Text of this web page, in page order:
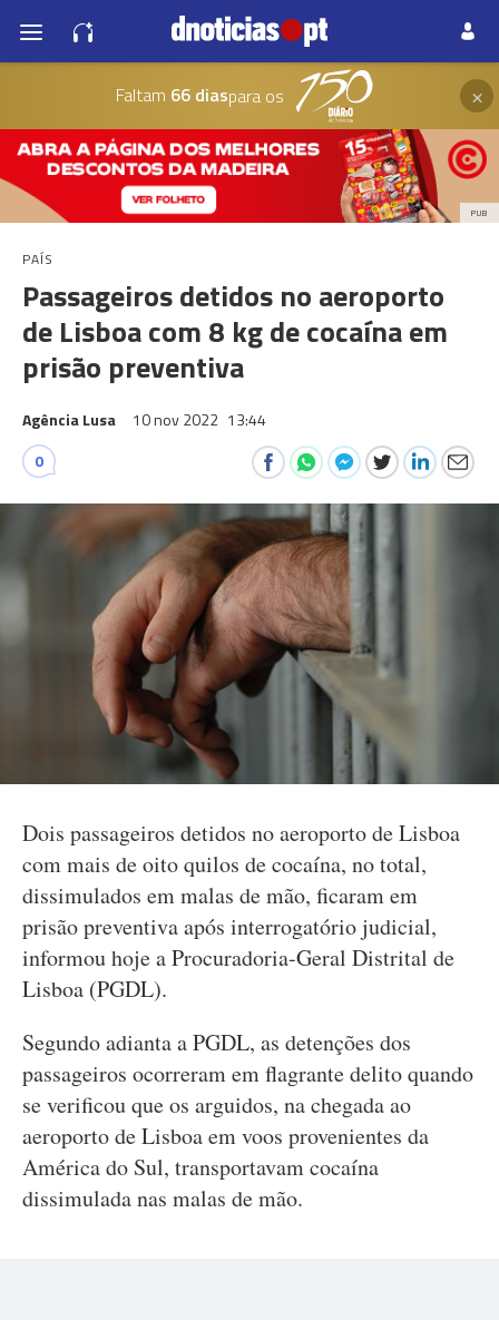
Faltam 66 diaspara os ×
PUB
PAÍS
Passageiros detidos no aeroporto
de Lisboa com 8 kg de cocaína em
prisão preventiva
Agência Lusa 10 nov 2022 13:44
0
Dois passageiros detidos no aeroporto de Lisboa
com mais de oito quilos de cocaína, no total,
dissimulados em malas de mão, ficaram em
prisão preventiva após interrogatório judicial,
informou hoje a Procuradoria-Geral Distrital de
Lisboa (PGDL).
Segundo adianta a PGDL, as detenções dos
passageiros ocorreram em flagrante delito quando
se verificou que os arguidos, na chegada ao
aeroporto de Lisboa em voos provenientes da
América do Sul, transportavam cocaína
dissimulada nas malas de mão.